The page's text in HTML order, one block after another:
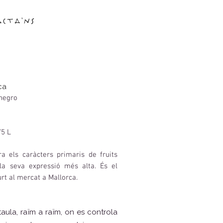
L
els caràcters primaris de fruits
seva expressió més alta. És el
al mercat a Mallorca.
raïm a raïm, on es controla